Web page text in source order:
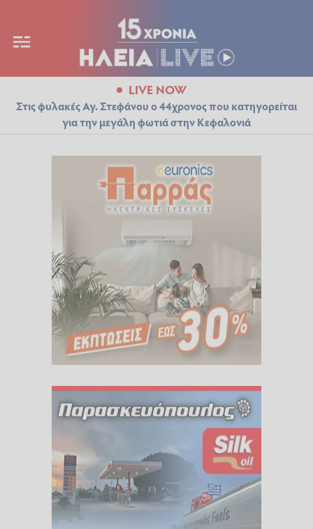
LIVE NOW
Στις φυλακές Αγ. Στεφάνου ο 44χρονος που κατηγορείται
για την μεγάλη φωτιά στην Κεφαλονιά